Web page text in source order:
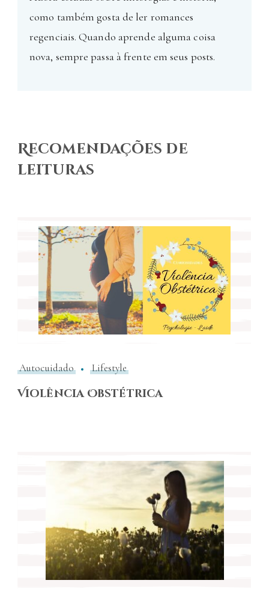
como também gosta de ler romances
regenciais. Quando aprende alguma coisa
nova, sempre passa à frente em seus posts.
Recomendações de
leituras
Autocuidado Lifestyle
Violência Obstétrica